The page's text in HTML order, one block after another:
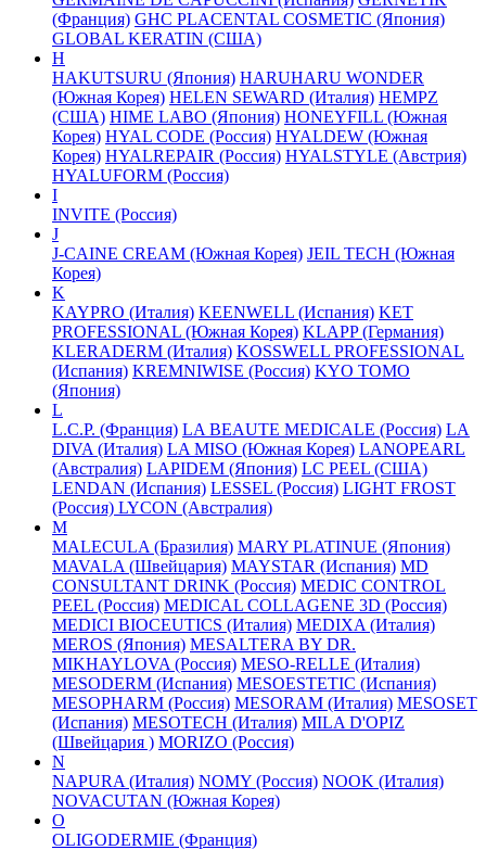
(Франция) GHC PLACENTAL COSMETIC (Япония)
GLOBAL KERATIN (США)
H
HAKUTSURU (Япония) HARUHARU WONDER
(Южная Корея) HELEN SEWARD (Италия) HEMPZ
(США) HIME LABO (Япония) HONEYFILL (Южная
Корея) HYAL CODE (Россия) HYALDEW (Южная
Корея) HYALREPAIR (Россия) HYALSTYLE (Австрия)
HYALUFORM (Россия)
I
INVITE (Россия)
J
J-CAINE CREAM (Южная Корея) JEIL TECH (Южная
Корея)
K
KAYPRO (Италия) KEENWELL (Испания) KET
PROFESSIONAL (Южная Корея) KLAPP (Германия)
KLERADERM (Италия) KOSSWELL PROFESSIONAL
(Испания) KREMNIWISE (Россия) KYO TOMO
(Япония)
L
L.C.P. (Франция) LA BEAUTE MEDICALE (Россия) LA
DIVA (Италия) LA MISO (Южная Корея) LANOPEARL
(Австралия) LAPIDEM (Япония) LC PEEL (США)
LENDAN (Испания) LESSEL (Россия) LIGHT FROST
(Россия) LYCON (Австралия)
M
MALECULA (Бразилия) MARY PLATINUE (Япония)
MAVALA (Швейцария) MAYSTAR (Испания) MD
CONSULTANT DRINK (Россия) MEDIC CONTROL
PEEL (Россия) MEDICAL COLLAGENE 3D (Россия)
MEDICI BIOCEUTICS (Италия) MEDIXA (Италия)
MEROS (Япония) MESALTERA BY DR.
MIKHAYLOVA (Россия) MESO-RELLE (Италия)
MESODERM (Испания) MESOESTETIC (Испания)
MESOPHARM (Россия) MESORAM (Италия) MESOSET
(Испания) MESOTECH (Италия) MILA D'OPIZ
(Швейцария ) MORIZO (Россия)
N
NAPURA (Италия) NOMY (Россия) NOOK (Италия)
NOVACUTAN (Южная Корея)
O
OLIGODERMIE (Франция)